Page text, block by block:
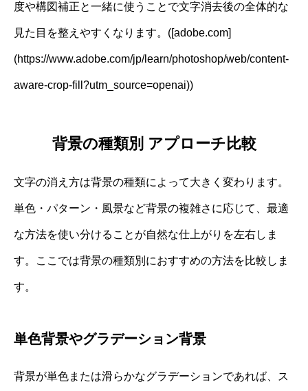
度や構図補正と一緒に使うことで文字消去後の全体的な
見た目を整えやすくなります。([adobe.com]
(https://www.adobe.com/jp/learn/photoshop/web/content-
aware-crop-fill?utm_source=openai))
背景の種類別 アプローチ比較
文字の消え方は背景の種類によって大きく変わります。
単色・パターン・風景など背景の複雑さに応じて、最適
な方法を使い分けることが自然な仕上がりを左右しま
す。ここでは背景の種類別におすすめの方法を比較しま
す。
単色背景やグラデーション背景
背景が単色または滑らかなグラデーションであれば、ス